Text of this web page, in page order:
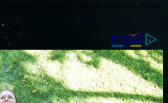
ilumina a todo lo demás (árboles, casas,